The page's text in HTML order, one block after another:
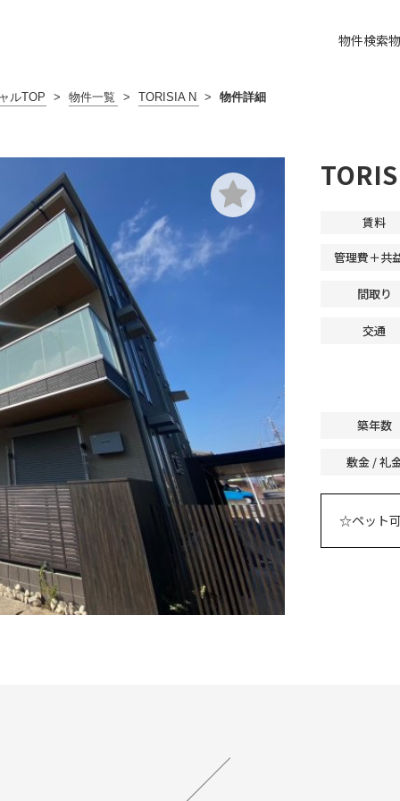
物件検索
ルTOP > 物件一覧 > TORISIA N > 物件詳細
賃料
管理費＋共
間取り
交通
築年数
敷金 / 礼
☆ペット